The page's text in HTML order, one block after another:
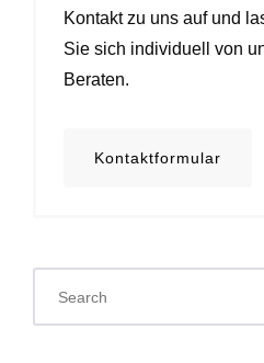
Kontakt zu uns auf und
Sie sich individuell von
Beraten.
Kontaktformular